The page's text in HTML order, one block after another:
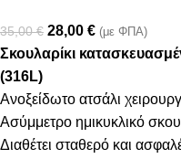
35,00€ 28,00 € (με ΦΠΑ)
Σκουλαρίκι
(316L)
Ανοξείδωτο ατσάλι
Ασύμμετρο ημικυκλικό
Διαθέτει σταθερό και